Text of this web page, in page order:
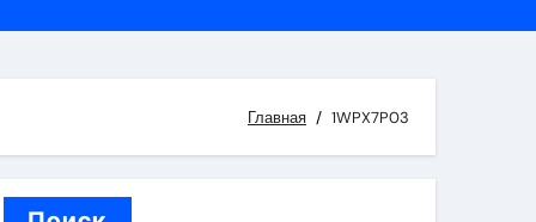
и обустройства мест отдыха
Главная 1WPX7P03